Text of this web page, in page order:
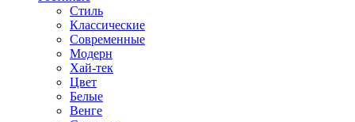
Стиль
Классические
Современные
Модерн
Хай-тек
Цвет
Белые
Венге